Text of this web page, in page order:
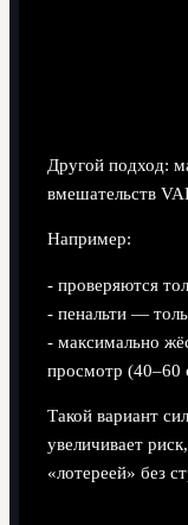
Другой подход:
вмешательств
Например:
- проверяются
- пенальти —
- максимально
просмотр (40–60
Такой вариант
увеличивает
«лотереей» без